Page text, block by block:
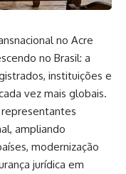
no Acre
no Brasil: a
instituições e
vez mais globais.
ampliando
modernização
jurídica em